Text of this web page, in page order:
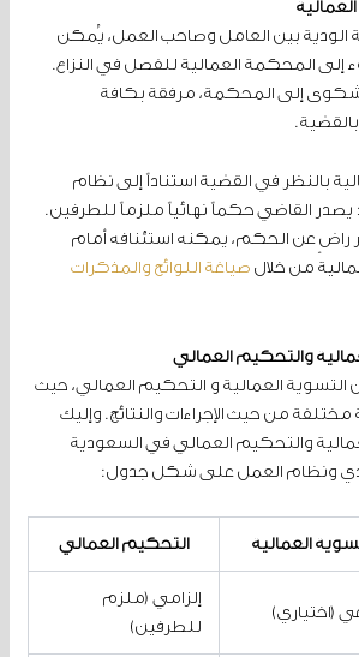
بين العامل وصاحب العمل، يُمكن
إلى المحكمة العمالية للفصل في النزاع.
شكوى إلى المحكمة، مرفقة بكافة
بالنظر في القضية استناداً إلى نظام
القاضي حكماً نهائياً ملزماً للطرفين.
راضٍ عن الحكم، يمكنه استئنافه أمام
من خلالصياغة اللوائح والمذكرات
والتحكيم العمالي
التسوية العمالية و التحكيم العمالي، حيث
مختلفة من حيث الإجراءات والنتائج. وإليك
والتحكيم العمالي في السعودية
ونظام العمل على شكل جدول:
العمالية التحكيم العمالي
(اختياري)
إلزامي (ملزم
للطرفين)